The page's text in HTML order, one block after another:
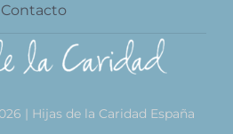
Contacto
| Hijas de la Caridad España